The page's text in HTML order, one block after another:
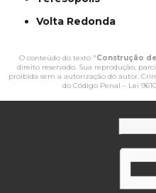
Volta Redonda
O conteúdo do texto "Construção
direito reservado. Sua reprodução,
proibida sem a autorização do autor.
do Código Penal – Lei